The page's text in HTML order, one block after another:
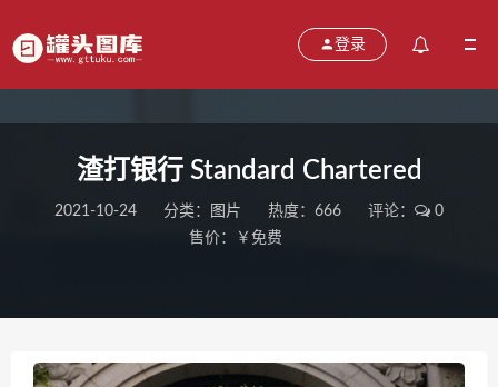
登录
渣打银行 Standard Chartered
2021-10-24 分类： 图片 热度：666 评论：
0
售价：￥免费